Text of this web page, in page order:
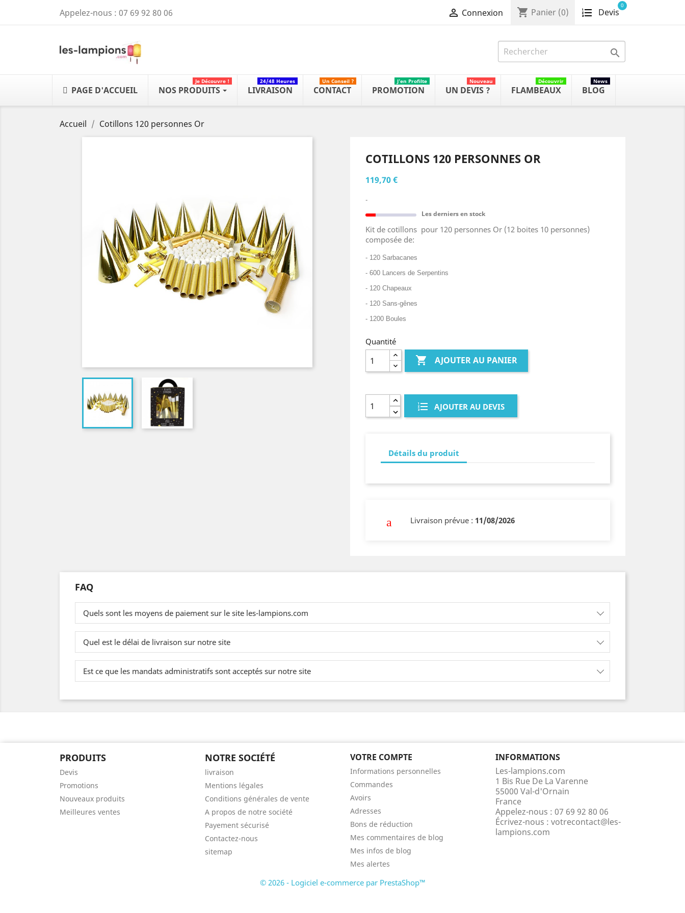
Appelez-nous : 07 69 92 80 06  Connexion shopping_cart Panier (0) Devis
0

PAGE D'ACCUEIL NOS PRODUITS
Je Découvre !
LIVRAISON
24/48 Heures
CONTACT
Un Conseil ?
PROMOTION
J'en Profilte
UN DEVIS ?
Nouveau
FLAMBEAUX
Découvrir
BLOG
News
Accueil Cotillons 120 personnes Or
COTILLONS 120 PERSONNES OR
119,70 €
-
Les derniers en stock
Kit de cotillons pour 120 personnes Or (12 boites 10 personnes)
composée de:
- 120 Sarbacanes
- 600 Lancers de Serpentins
- 120 Chapeaux
- 120 Sans-gênes
- 1200 Boules
Quantité
 AJOUTER AU PANIER
AJOUTER AU DEVIS
Détails du produit
Livraison prévue : 11/08/2026
FAQ
Quels sont les moyens de paiement sur le site les-lampions.com
Quel est le délai de livraison sur notre site
Est ce que les mandats administratifs sont acceptés sur notre site
PRODUITS
Devis
Promotions
Nouveaux produits
Meilleures ventes
NOTRE SOCIÉTÉ
livraison
Mentions légales
Conditions générales de vente
A propos de notre société
Payement sécurisé
Contactez-nous
sitemap
VOTRE COMPTE
Informations personnelles
Commandes
Avoirs
Adresses
Bons de réduction
Mes commentaires de blog
Mes infos de blog
Mes alertes
INFORMATIONS
Les-lampions.com
1 Bis Rue De La Varenne
55000 Val-d'Ornain
France
Appelez-nous : 07 69 92 80 06
Écrivez-nous : votrecontact@les-
lampions.com
© 2026 - Logiciel e-commerce par PrestaShop™